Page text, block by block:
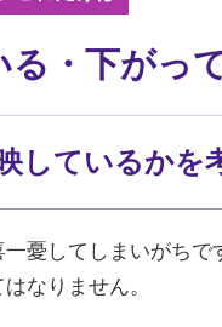
る・下がっ
しているかを
憂してしまいがち
なりません。